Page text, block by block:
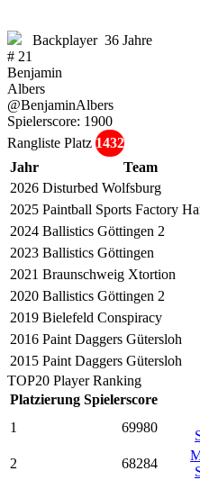
Backplayer 36 Jahre
# 21
Benjamin
Albers
@BenjaminAlbers
Spielerscore: 1900
Rangliste Platz 1432
Jahr
Team
2026 Disturbed Wolfsburg
2025 Paintball Sports Factory
2024 Ballistics Göttingen 2
2023 Ballistics Göttingen
2021 Braunschweig Xtortion
2020 Ballistics Göttingen 2
2019 Bielefeld Conspiracy
2016 Paint Daggers Gütersloh
2015 Paint Daggers Gütersloh
TOP20 Player Ranking
Platzierung Spielerscore
1
69980
2
68284